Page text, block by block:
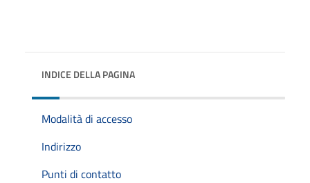
INDICE DELLA PAGINA
Modalità di accesso
Indirizzo
Punti di contatto